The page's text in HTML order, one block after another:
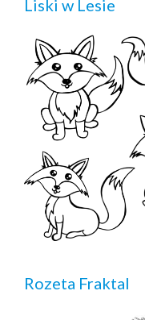
Liski w Lesie
Rozeta Fraktal